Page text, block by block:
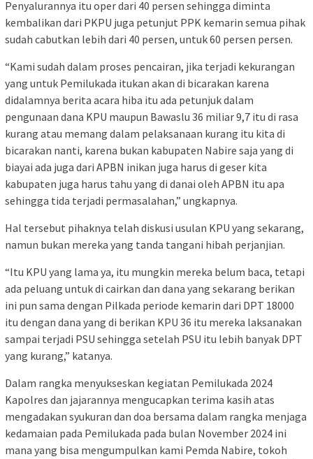
Penyalurannya itu oper dari 40 persen sehingga diminta
kembalikan dari PKPU juga petunjut PPK kemarin semua pihak
sudah cabutkan lebih dari 40 persen, untuk 60 persen persen.
“Kami sudah dalam proses pencairan, jika terjadi kekurangan
yang untuk Pemilukada itukan akan di bicarakan karena
didalamnya berita acara hiba itu ada petunjuk dalam
pengunaan dana KPU maupun Bawaslu 36 miliar 9,7 itu di rasa
kurang atau memang dalam pelaksanaan kurang itu kita di
bicarakan nanti, karena bukan kabupaten Nabire saja yang di
biayai ada juga dari APBN inikan juga harus di geser kita
kabupaten juga harus tahu yang di danai oleh APBN itu apa
sehingga tida terjadi permasalahan,” ungkapnya.
Hal tersebut pihaknya telah diskusi usulan KPU yang sekarang,
namun bukan mereka yang tanda tangani hibah perjanjian.
“Itu KPU yang lama ya, itu mungkin mereka belum baca, tetapi
ada peluang untuk di cairkan dan dana yang sekarang berikan
ini pun sama dengan Pilkada periode kemarin dari DPT 18000
itu dengan dana yang di berikan KPU 36 itu mereka laksanakan
sampai terjadi PSU sehingga setelah PSU itu lebih banyak DPT
yang kurang,” katanya.
Dalam rangka menyukseskan kegiatan Pemilukada 2024
Kapolres dan jajarannya mengucapkan terima kasih atas
mengadakan syukuran dan doa bersama dalam rangka menjaga
kedamaian pada Pemilukada pada bulan November 2024 ini
mana yang bisa mengumpulkan kami Pemda Nabire, tokoh